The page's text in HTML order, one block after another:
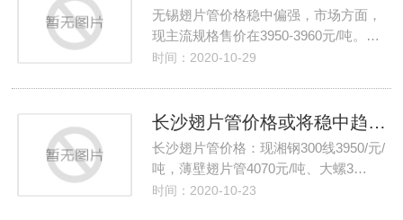
无锡翅片管价格稳中偏强，市场方面，
现主流规格售价在3950-3960元/吨。…
时间：2020-10-29
长沙翅片管价格或将稳中趋强厂家悲观的心态有所收敛
长沙翅片管价格：现湘钢300线3950/元/
吨，薄壁翅片管4070元/吨、大螺3…
时间：2020-10-23